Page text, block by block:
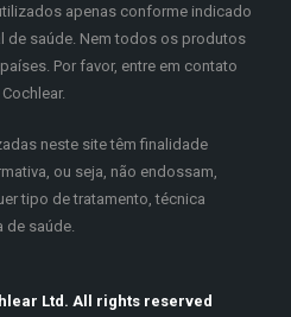
apenas conforme indicado
de saúde. Nem todos os produtos
Por favor, entre em contato
neste site têm finalidade
ou seja, não endossam,
tipo de tratamento, técnica
de saúde.
Ltd. All rights reserved